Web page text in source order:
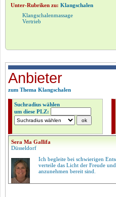
Unter-Rubriken zu: Klangschalen
Klangschalenmassage
Vertrieb
Anbieter
zum Thema Klangschalen
Suchradius wählen
um diese PLZ:
Sera Ma Gallifa
Düsseldorf
Ich begleite bei schwierigen
verteile das Licht der Freude
anzunehmen bereit sind.